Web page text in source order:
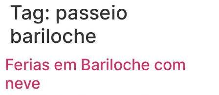
Tag: passeio
bariloche
Ferias em Bariloche com
neve